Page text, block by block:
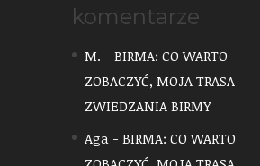
komentarze
M. -BIRMA: CO WARTO
ZOBACZYĆ, MOJA TRASA
ZWIEDZANIA BIRMY
Aga -BIRMA: CO WARTO